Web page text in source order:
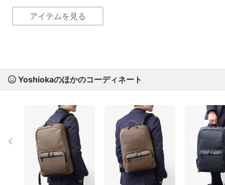
アイテムを見る
Yoshiokaのほかのコーディネート